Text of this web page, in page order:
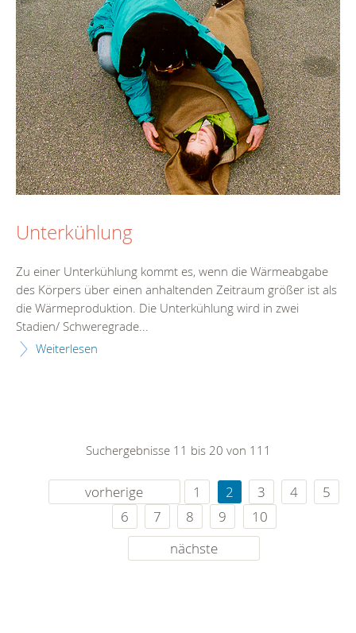
Unterkühlung
Zu einer Unterkühlung kommt es, wenn die Wärmeabgabe
des Körpers über einen anhaltenden Zeitraum größer ist als
die Wärmeproduktion. Die Unterkühlung wird in zwei
Stadien/ Schweregrade...
Weiterlesen
Suchergebnisse 11 bis 20 von 111
vorherige 1 2 3 4
5
6
7 8 9
10
nächste